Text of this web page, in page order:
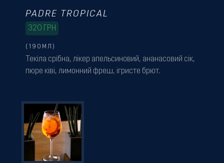
Текіла срібна, лікер апельсиновий, ананасовий сік,
пюре ківі, лимонний фреш, ігристе брют.
(190МЛ)
PADRE TROPICAL
320 ГРН